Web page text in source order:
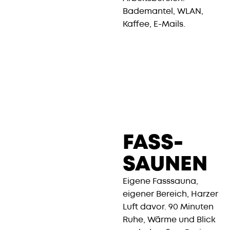
Bademantel, WLAN,
Kaffee, E-Mails.
FASS-
SAUNEN
Eigene Fasssauna,
eigener Bereich, Harzer
Luft davor. 90 Minuten
Ruhe, Wärme und Blick